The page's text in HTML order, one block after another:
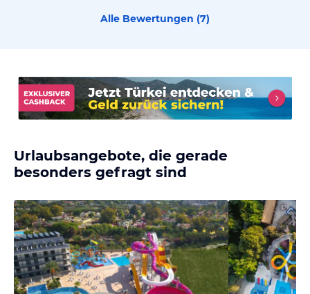
Alle Bewertungen (7)
Urlaubsangebote, die gerade
besonders gefragt sind